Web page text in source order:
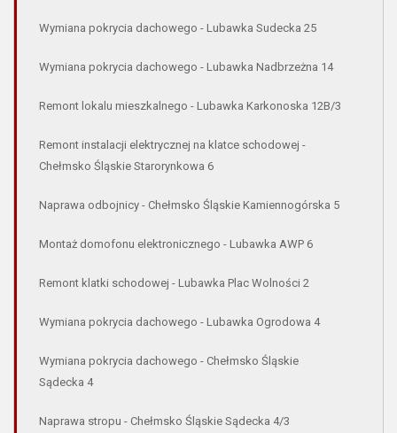
Wymiana pokrycia dachowego - Lubawka Sudecka 25
Wymiana pokrycia dachowego - Lubawka Nadbrzeżna 14
Remont lokalu mieszkalnego - Lubawka Karkonoska 12B/3
Remont instalacji elektrycznej na klatce schodowej -
Chełmsko Śląskie Starorynkowa 6
Naprawa odbojnicy - Chełmsko Śląskie Kamiennogórska 5
Montaż domofonu elektronicznego - Lubawka AWP 6
Remont klatki schodowej - Lubawka Plac Wolności 2
Wymiana pokrycia dachowego - Lubawka Ogrodowa 4
Wymiana pokrycia dachowego - Chełmsko Śląskie
Sądecka 4
Naprawa stropu - Chełmsko Śląskie Sądecka 4/3